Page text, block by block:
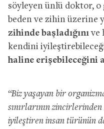
söyleyen ünlü doktor, o
beden ve zihin üzerine
zihinde başladığınıve
kendini
haline erişebileceğini
“Biz yaşayan bir
sınırlarının
iyileştiren insan türünün